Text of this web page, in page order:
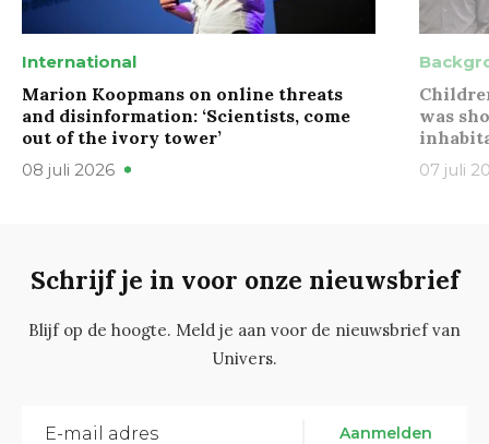
International
Marion Koopmans on online threats
and disinformation: ‘Scientists, come
out of the ivory tower’
08 juli 2026
was
07 juli
Schrijf je in voor onze nieuwsbrief
Blijf op de hoogte. Meld je aan voor de nieuwsbrief van
Univers.
Aanmelden